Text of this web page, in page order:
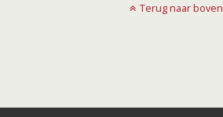
Terug naar boven